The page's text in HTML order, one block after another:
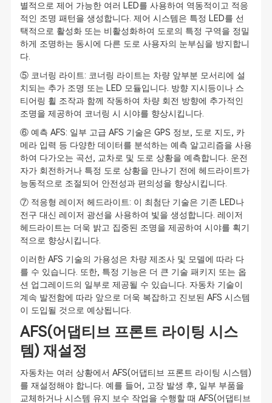
별적으로 제어 가능한 여러 LED를 사용하여 역동적이고 적응
적인 조명 패턴을 생성합니다. 제어 시스템은 특정 LED를 선
택적으로 활성화 또는 비활성화하여 도로의 특정 구역을 정밀
하게 조명하는 동시에 다른 도로 사용자의 눈부심을 방지합니
다.
⑤ 코너링 라이트: 코너링 라이트는 차량 앞부분 모서리에 설
치되는 추가 조명 또는 LED 모듈입니다. 방향 지시등이나 스
티어링 휠 조작과 함께 작동하여 차량 회전 방향에 추가적인
조명을 제공하여 코너링 시 시야를 향상시킵니다.
⑥ 예측 AFS: 일부 고급 AFS 기술은 GPS 정보, 도로 지도, 카
메라 입력 등 다양한 데이터를 분석하는 예측 알고리즘을 사용
하여 다가오는 곡선, 교차로 및 도로 상황을 예측합니다. 운전
자가 회전하거나 특정 도로 상황을 만나기 전에 헤드라이트가
능동적으로 조절되어 안전성과 편의성을 향상시킵니다.
⑦ 적응형 레이저 헤드라이트: 이 최첨단 기술은 기존 LED나
전구 대신 레이저 광선을 사용하여 빛을 생성합니다. 레이저
헤드라이트는 더욱 밝고 집중된 조명을 제공하여 시야를 획기
적으로 향상시킵니다.
이러한 AFS 기술의 가용성은 차량 제조사 및 모델에 따라 다
를 수 있습니다. 또한, 특정 기능은 더 큰 기술 패키지 또는 옵
션 업그레이드의 일부로 제공될 수 있습니다. 자동차 기술이
계속 발전함에 따라 앞으로 더욱 복잡하고 진보된 AFS 시스템
이 도입될 것으로 예상됩니다.
AFS(어댑티브 프론트 라이팅 시스
템) 재설정
자동차는 여러 상황에서 AFS(어댑티브 프론트 라이팅 시스템)
를 재설정해야 합니다. 예를 들어, 고장 발생 후, 일부 부품을
교체하거나 시스템 유지 보수 작업을 수행할 때 AFS(어댑티브